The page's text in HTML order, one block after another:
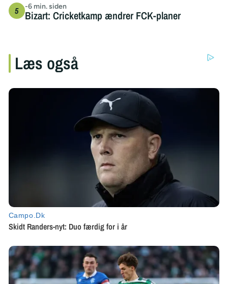
-6 min. siden
Bizart: Cricketkamp ændrer FCK-planer